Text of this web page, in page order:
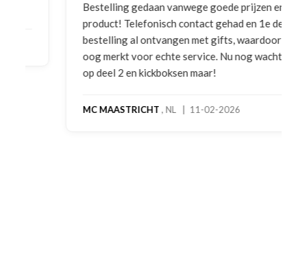
Bestelling gedaan vanwege goede prijzen en
product! Telefonisch contact gehad en 1e deel
bestelling al ontvangen met gifts, waardoor je
oog merkt voor echte service. Nu nog wachten
op deel 2 en kickboksen maar!
MC MAASTRICHT, NL | 11-02-2026